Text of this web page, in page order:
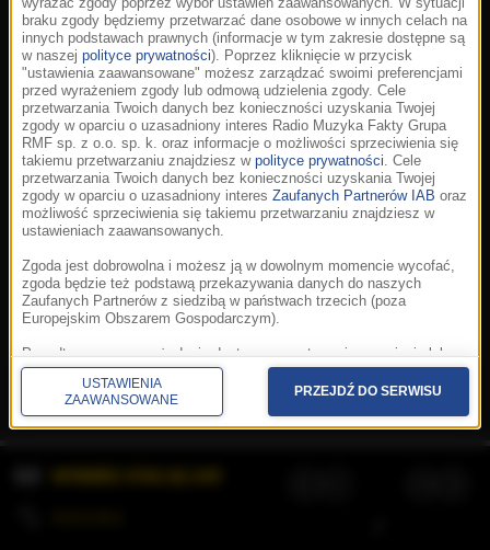
Korzystanie z portalu oznacza akceptację
Prywatność.Aplikacje.© 2026 Radio Muzyka
Fakty Grupa RMF sp. z o.o. sp. k.
wyrażać zgody poprzez wybór ustawień zaawansowanych. W sytuacji
braku zgody będziemy przetwarzać dane osobowe w innych celach na
innych podstawach prawnych (informacje w tym zakresie dostępne są
w naszej polityce prywatności). Poprzez kliknięcie w przycisk
"ustawienia zaawansowane" możesz zarządzać swoimi preferencjami
przed wyrażeniem zgody lub odmową udzielenia zgody. Cele
przetwarzania Twoich danych bez konieczności uzyskania Twojej
zgody w oparciu o uzasadniony interes Radio Muzyka Fakty Grupa
RMF sp. z o.o. sp. k. oraz informacje o możliwości sprzeciwienia się
takiemu przetwarzaniu znajdziesz w polityce prywatności. Cele
przetwarzania Twoich danych bez konieczności uzyskania Twojej
zgody w oparciu o uzasadniony interes Zaufanych Partnerów IAB oraz
możliwość sprzeciwienia się takiemu przetwarzaniu znajdziesz w
ustawieniach zaawansowanych.
Zgoda jest dobrowolna i możesz ją w dowolnym momencie wycofać,
zgoda będzie też podstawą przekazywania danych do naszych
Zaufanych Partnerów z siedzibą w państwach trzecich (poza
Europejskim Obszarem Gospodarczym).
Ponadto masz prawo żądania dostępu, sprostowania, usunięcia lub
ograniczenia przetwarzania danych, a także złożenia skargi do
Prezesa Urzędu Ochrony Danych Osobowych. W polityce prywatności
znajdziesz informacje jak wykonać swoje prawa. Szczegółowe
informacje na temat przetwarzania Twoich danych znajdują się w
USTAWIENIA
ZAAWANSOWANE
PRZEJDŹ DO SERWISU